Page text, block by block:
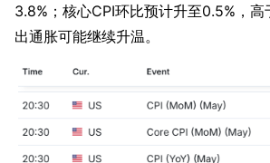
3.8%；核心CPI环比预计升至0.5%，
出通胀可能继续升温。